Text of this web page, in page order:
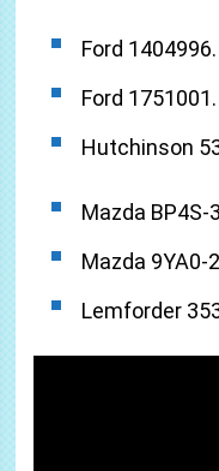
Ford 1404996.
Ford 1751001.
Hutchinson
Mazda BP4S-
Mazda 9YA0-
Lemforder